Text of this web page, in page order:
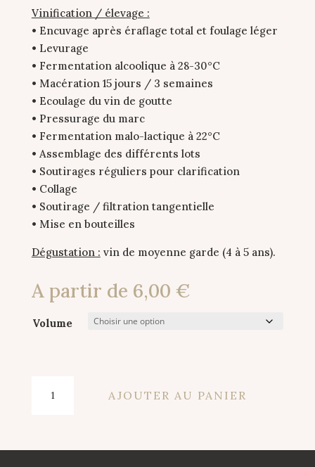
Vinification / élevage :
• Encuvage après éraflage total et foulage léger
• Levurage
• Fermentation alcoolique à 28-30°C
• Macération 15 jours / 3 semaines
• Ecoulage du vin de goutte
• Pressurage du marc
• Fermentation malo-lactique à 22°C
• Assemblage des différents lots
• Soutirages réguliers pour clarification
• Collage
• Soutirage / filtration tangentielle
• Mise en bouteilles
Dégustation : vin de moyenne garde (4 à 5 ans).
A partir de 6,00 €
Volume
2025
AJOUTER AU PANIER